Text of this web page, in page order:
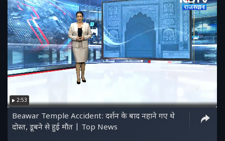
2:53
Beawar Temple Accident: दर्शन के बाद नहाने गए थे
दोस्त, डूबने से हुई मौत | Top News